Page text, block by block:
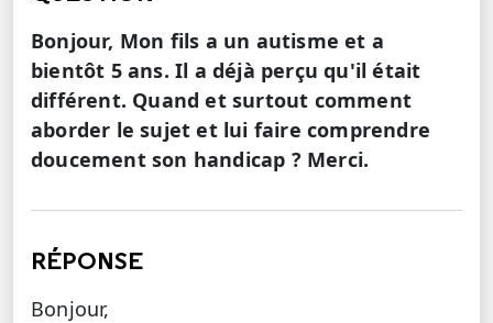
Bonjour, Mon fils a un autisme et a
bientôt 5 ans. Il a déjà perçu qu'il était
différent. Quand et surtout comment
aborder le sujet et lui faire comprendre
doucement son handicap ? Merci.
RÉPONSE
Bonjour,